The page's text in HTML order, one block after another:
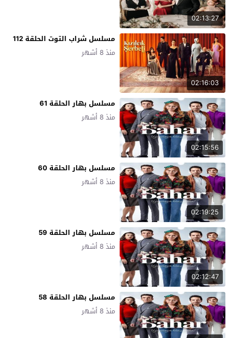
02:13:27
02:16:03
مسلسل شراب التوت الحلقة 112
منذ 8 أشهر
02:15:56
مسلسل بهار الحلقة 61
منذ 8 أشهر
02:19:25
مسلسل بهار الحلقة 60
منذ 8 أشهر
02:12:47
مسلسل بهار الحلقة 59
منذ 8 أشهر
مسلسل بهار الحلقة 58
منذ 8 أشهر